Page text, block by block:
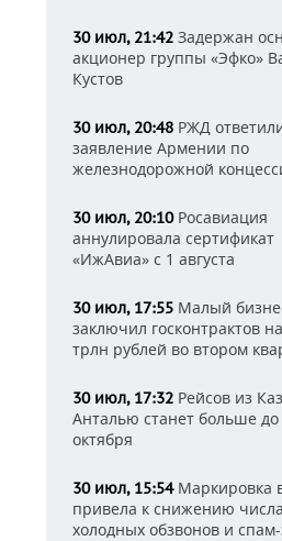
30 июл, 21:42 Задержан
акционер группы «Эфко»
Кустов
30 июл, 20:48 РЖД
заявление Армении по
железнодорожной
30 июл, 20:10Росавиация
аннулировала сертификат
«ИжАвиа» с 1 августа
30 июл, 17:55 Малый
заключил госконтрактов
трлн рублей во втором
30 июл, 17:32 Рейсов из
Анталью станет больше до
октября
30 июл, 15:54Маркировка
привела к снижению числа
холодных обзвонов и